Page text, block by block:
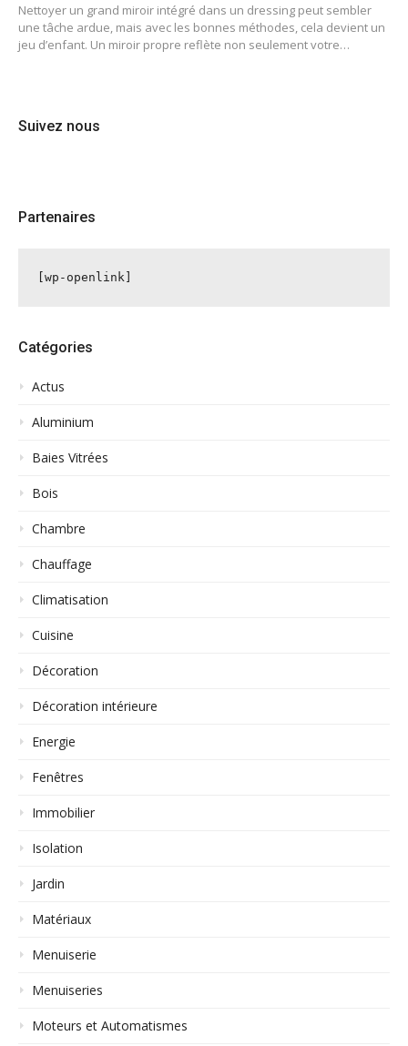
Nettoyer un grand miroir intégré dans un dressing peut sembler
une tâche ardue, mais avec les bonnes méthodes, cela devient un
jeu d’enfant. Un miroir propre reflète non seulement votre…
Suivez nous
Partenaires
[wp-openlink]
Catégories
Actus
Aluminium
Baies Vitrées
Bois
Chambre
Chauffage
Climatisation
Cuisine
Décoration
Décoration intérieure
Energie
Fenêtres
Immobilier
Isolation
Jardin
Matériaux
Menuiserie
Menuiseries
Moteurs et Automatismes